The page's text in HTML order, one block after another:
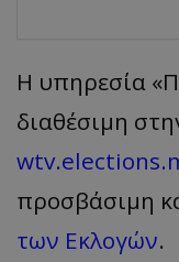
Η υπηρεσία
διαθέσιμη
προσβάσιμη
των Εκλογών.